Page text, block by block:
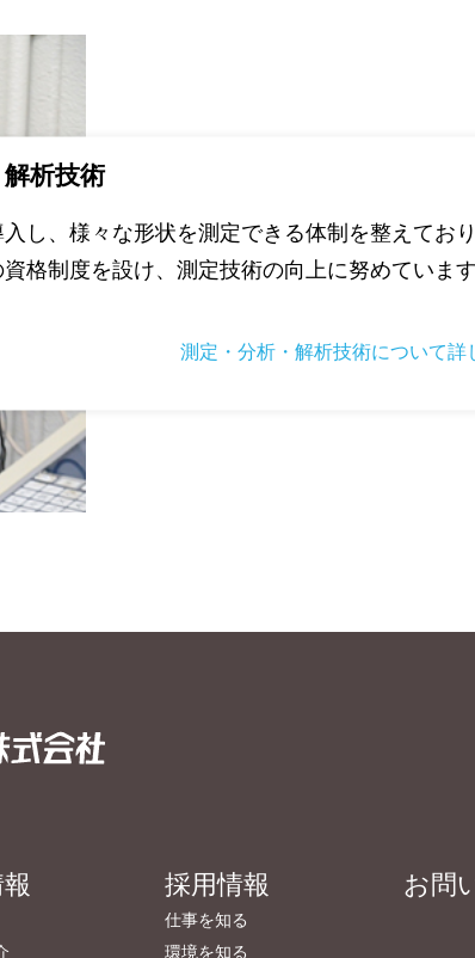
析技術
し、様々な形状を測定できる体制を整えており
格制度を設け、測定技術の向上に努めています
測定・分析・解析技術について詳
採用情報
仕事を知る
環境を知る
お問